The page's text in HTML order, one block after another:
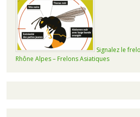
Signalez le
Rhône Alpes – Frelons Asiatiques